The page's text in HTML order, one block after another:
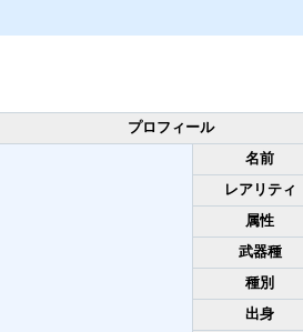
プロフィール
名前
レアリティ
属性
武器種
種別
出身